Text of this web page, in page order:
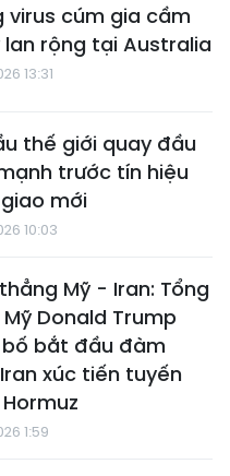
virus cúm gia cầm
lan rộng tại Australia
13:31
thế giới quay đầu
trước tín hiệu
mới
10:03
Mỹ - Iran: Tổng
Donald Trump
bắt đầu đàm
xúc tiến tuyến
1:59